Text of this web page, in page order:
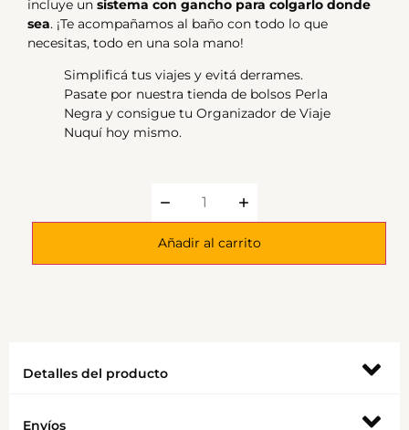
incluye un sistema con gancho para colgarlo donde
sea. ¡Te acompañamos al baño con todo lo que
necesitas, todo en una sola mano!
Simplificá tus viajes y evitá derrames.
Pasate por nuestra tienda de bolsos Perla
Negra y consigue tu Organizador de Viaje
Nuquí hoy mismo.
Añadir al carrito
Detalles del producto
Envíos